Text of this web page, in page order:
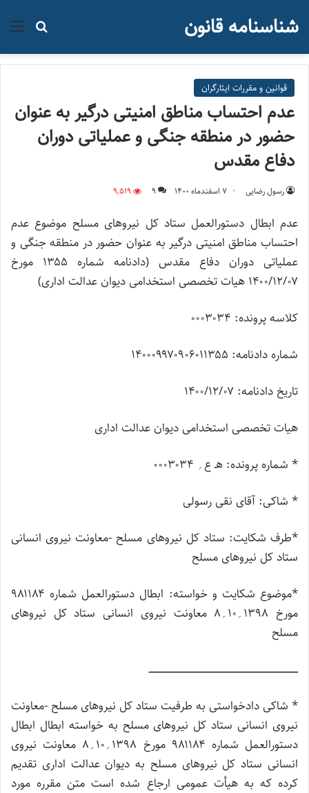
جستجو شناسنامه قانون
قوانین و مقررات ایثارگران
عدم احتساب مناطق امنیتی درگیر به عنوان
حضور در منطقه جنگی و عملیاتی دوران
دفاع مقدس
رسول رضایی ۷ اسفند‌ماه ۱۴۰۰ 9
9,519
عدم ابطال دستورالعمل ستاد کل نیروهای مسلح موضوع عدم
احتساب مناطق امنیتی درگیر به عنوان حضور در منطقه جنگی و
عملیاتی دوران دفاع مقدس (دادنامه شماره ۱۳۵۵ مورخ
۱۴۰۰/۱۲/۰۷ هیات تخصصی استخدامی دیوان عدالت اداری)
کلاسه پرونده: ۰۰۰۳۰۳۴
شماره دادنامه: ۱۴۰۰۰۹۹۷۰۹۰۶۰۱۱۳۵۵
تاریخ دادنامه: ۱۴۰۰/۱۲/۰۷
هیات تخصصی استخدامی دیوان عدالت اداری
* شماره پرونده: هـ ع؍ ۰۰۰۳۰۳۴
* شاکی: آقای نقی رسولی
*طرف شکایت: ستاد کل نیروهای مسلح -معاونت نیروی انسانی
ستاد کل نیروهای مسلح
*موضوع شکایت و خواسته: ابطال دستورالعمل شماره ۹۸۱۱۸۴
مورخ ۱۳۹۸؍۱۰؍۸ معاونت نیروی انسانی ستاد کل نیروهای
مسلح
ــــــــــــــــــــــــــــــــــــــــــــــــــــــــــــــــــــــــــــــــــــــــــــــــــــــــــــ
* شاکی دادخواستی به طرفیت ستاد کل نیروهای مسلح -معاونت
نیروی انسانی ستاد کل نیروهای مسلح به خواسته ابطال ابطال
دستورالعمل شماره ۹۸۱۱۸۴ مورخ ۱۳۹۸؍۱۰؍۸ معاونت نیروی
انسانی ستاد کل نیروهای مسلح به دیوان عدالت اداری تقدیم
کرده که به هیأت عمومی ارجاع شده است متن مقرره مورد